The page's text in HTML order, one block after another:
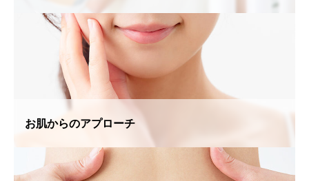
お肌からのアプローチ